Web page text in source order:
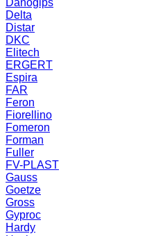
Danogips
Delta
Distar
DKC
Elitech
ERGERT
Espira
FAR
Feron
Fiorellino
Fomeron
Forman
Fuller
FV-PLAST
Gauss
Goetze
Gross
Gyproc
Hardy